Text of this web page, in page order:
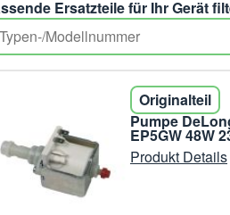
Ersatzteile für Ihr Gerät
Originalteil
Pumpe
EP5GW 48W
Produkt Details